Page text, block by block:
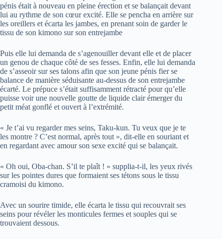
pénis était à nouveau en pleine érection et se balançait devant
lui au rythme de son cœur excité. Elle se pencha en arrière sur
les oreillers et écarta les jambes, en prenant soin de garder le
tissu de son kimono sur son entrejambe
Puis elle lui demanda de s’agenouiller devant elle et de placer
un genou de chaque côté de ses fesses. Enfin, elle lui demanda
de s’asseoir sur ses talons afin que son jeune pénis fier se
balance de manière séduisante au-dessus de son entrejambe
écarté. Le prépuce s’était suffisamment rétracté pour qu’elle
puisse voir une nouvelle goutte de liquide clair émerger du
petit méat gonflé et ouvert à l’extrémité.
« Je t’ai vu regarder mes seins, Taku-kun. Tu veux que je te
les montre ? C’est normal, après tout », dit-elle en souriant et
en regardant avec amour son sexe excité qui se balançait.
« Oh oui, Oba-chan. S’il te plaît ! » supplia-t-il, les yeux rivés
sur les pointes dures que formaient ses tétons sous le tissu
cramoisi du kimono.
Avec un sourire timide, elle écarta le tissu qui recouvrait ses
seins pour révéler les monticules fermes et souples qui se
trouvaient dessous.